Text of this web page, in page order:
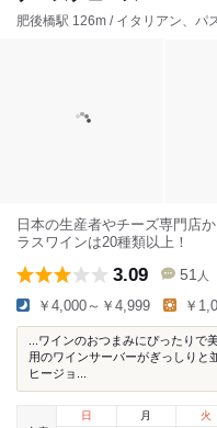
肥後橋駅 126m / イタリアン、パ
日本の生産者やチーズ専門店
ラスワインは20種類以上！
3.09 51 人
￥4,000～￥4,999 ￥
...ワインのおつまみにぴったり
用のワインサーバーがぎっしり
ヒージョ...
日
月 火